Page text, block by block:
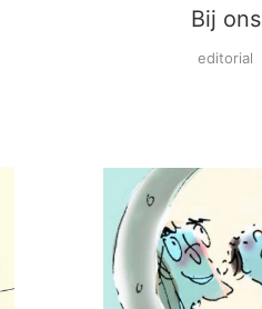
Bij ons
editorial